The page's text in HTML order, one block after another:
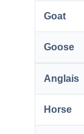
Goat
Goose
Anglais
Horse